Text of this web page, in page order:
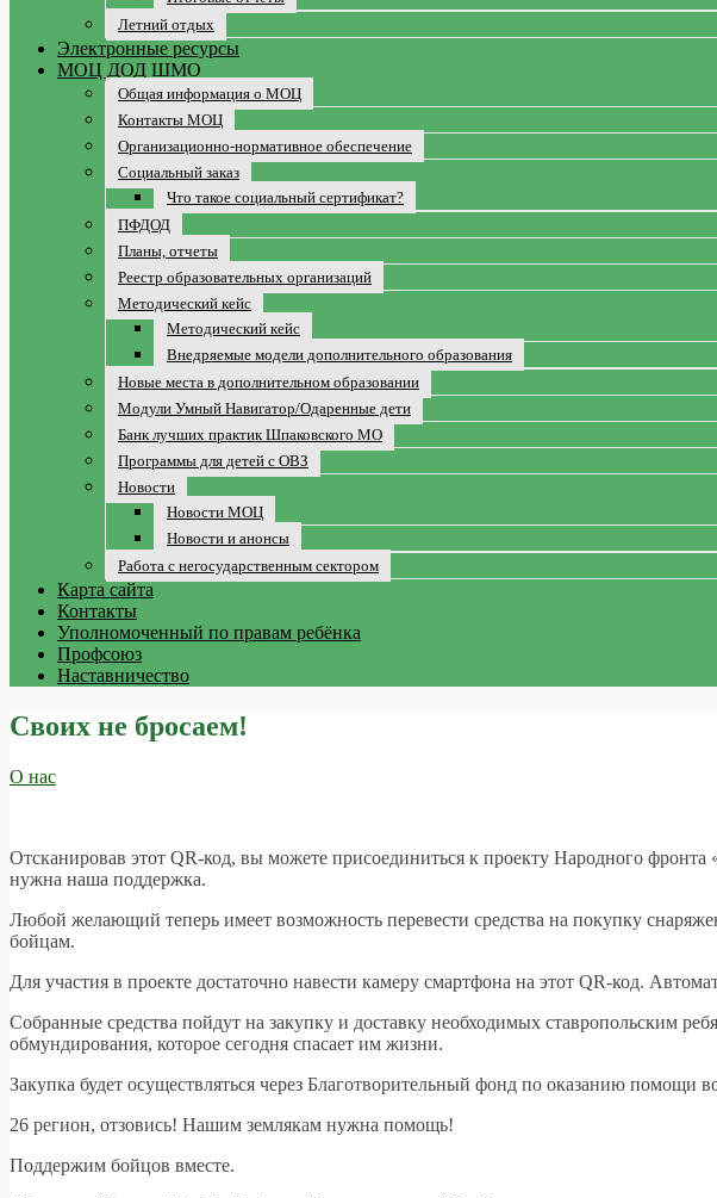
Летний отдых
Электронные ресурсы
МОЦ ДОД ШМО
Общая информация о МОЦ
Контакты МОЦ
Организационно-нормативное обеспечение
Социальный заказ
Что такое социальный сертификат?
ПФДОД
Планы, отчеты
Реестр образовательных организаций
Методический кейс
Методический кейс
Внедряемые модели дополнительного образования
Новые места в дополнительном образовании
Модули Умный Навигатор/Одаренные дети
Банк лучших практик Шпаковского МО
Программы для детей с ОВЗ
Новости
Новости МОЦ
Новости и анонсы
Работа с негосударственным сектором
Карта сайта
Контакты
Уполномоченный по правам ребёнка
Профсоюз
Наставничество
Своих не бросаем!
О нас
Отсканировав этот QR-код, вы можете присоединиться к проекту Народного
нужна наша поддержка.
Любой желающий теперь имеет возможность перевести средства на покупку
бойцам.
Для участия в проекте достаточно навести камеру смартфона на этот QR-код.
Собранные средства пойдут на закупку и доставку необходимых ставропольским
обмундирования, которое сегодня спасает им жизни.
Закупка будет осуществляться через Благотворительный фонд по оказанию помощи
26 регион, отзовись! Нашим землякам нужна помощь!
Поддержим бойцов вместе.